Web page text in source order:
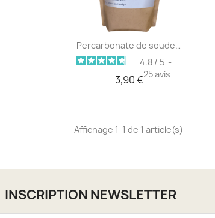
Aperçu rapide Percarbonate de soude 500g
4.8 / 5 -
25avis
3,90 €
Affichage 1-1 de 1 article(s)
INSCRIPTION NEWSLETTER